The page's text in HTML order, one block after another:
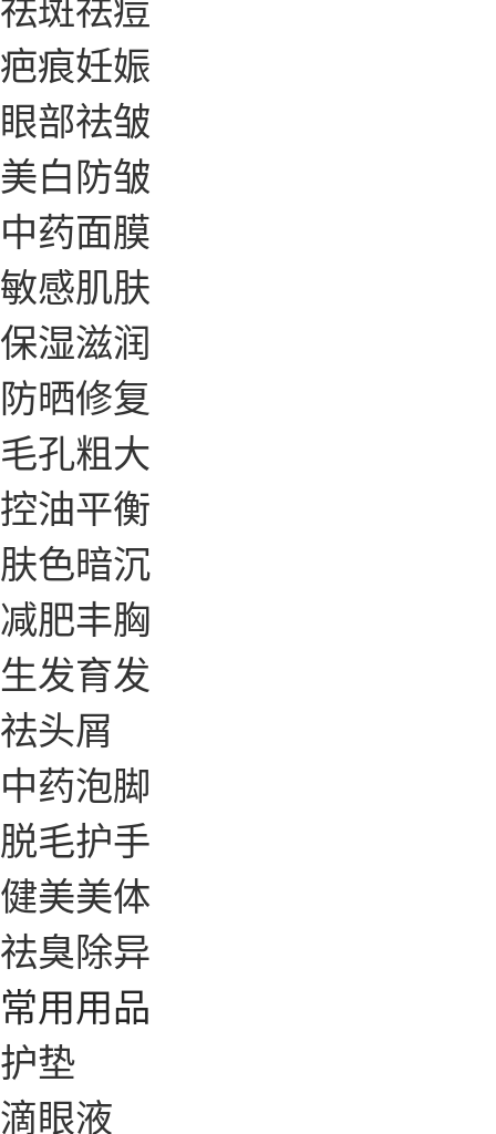
疤痕妊娠
眼部祛皱
美白防皱
中药面膜
敏感肌肤
保湿滋润
防晒修复
毛孔粗大
控油平衡
肤色暗沉
减肥丰胸
生发育发
祛头屑
中药泡脚
脱毛护手
健美美体
祛臭除异
常用用品
护垫
滴眼液